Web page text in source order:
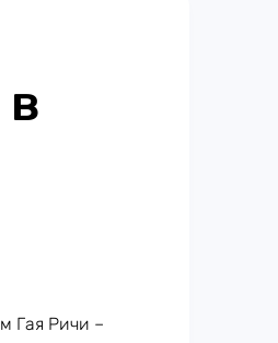
Гая Ричи –